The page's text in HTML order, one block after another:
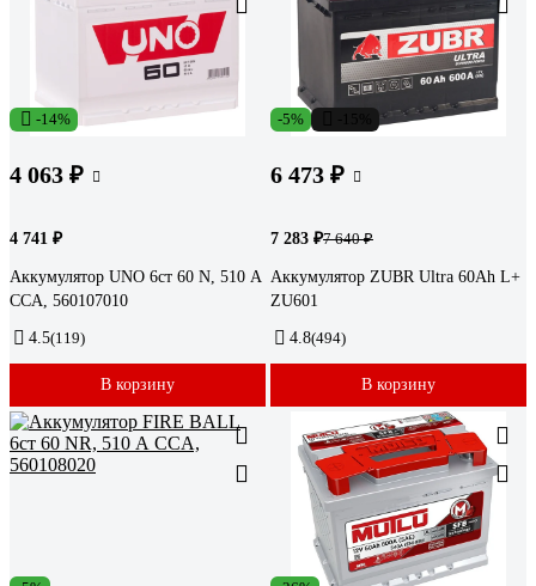
-14%
4 063 ₽
4 741 ₽
Аккумулятор UNO 6ст 60 N, 510 А
CCA, 560107010
4.5(119)
В корзину
-5%
6 473 ₽
7 283 ₽7 640 ₽
Аккумулятор ZUBR Ultra 60Ah L+
ZU601
4.8(494)
В корзину